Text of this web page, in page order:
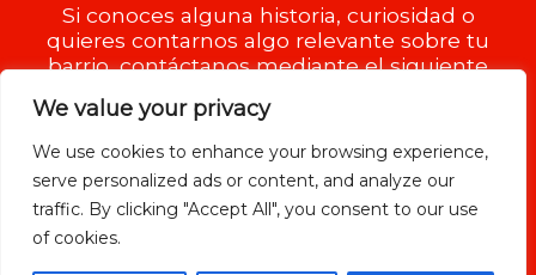
We value your privacy
We use cookies to enhance your browsing experience,
serve personalized ads or content, and analyze our
traffic. By clicking "Accept All", you consent to our use
of cookies.
Si conoces alguna historia, curiosidad o
quieres contarnos algo relevante sobre tu
barrio, contáctanos mediante el siguiente